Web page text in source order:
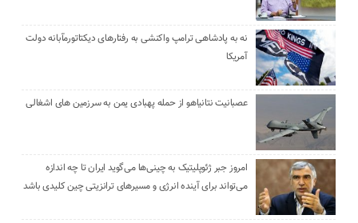
نه به پادشاهی ترامپ واکنشی به رفتارهای دیکتاتورمآبانه دولت
آمریکا
عصبانیت نتانیاهو از حمله پهبادی یمن به سرزمین های اشغالی
امروز جبر ژئوپلیتیک به چینی‌ها می‌گوید ایران تا چه اندازه
می‌تواند برای آینده انرژی و مسیرهای ترانزیتی چین کلیدی باشد